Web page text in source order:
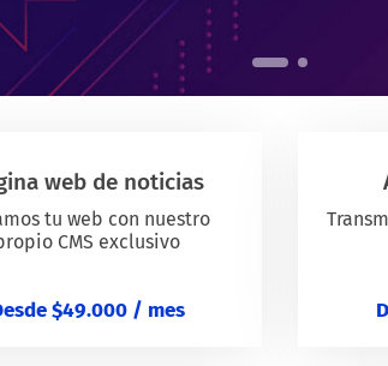
web de noticias
tu web con nuestro
CMS exclusivo
$49.000 / mes